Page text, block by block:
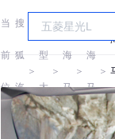
当
前
位
置:
搜
狐
汽
车
＞
车
型
大
全
＞
海
马
＞
海
马
＞